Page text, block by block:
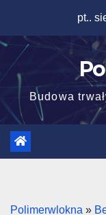
content
pt..
Budowa
Polimerwlokna »